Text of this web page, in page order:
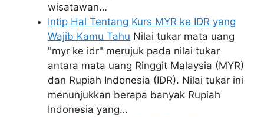
wisatawan…
Intip Hal Tentang Kurs MYR ke IDR yang
Wajib Kamu Tahu Nilai tukar mata uang
"myr ke idr" merujuk pada nilai tukar
antara mata uang Ringgit Malaysia (MYR)
dan Rupiah Indonesia (IDR). Nilai tukar ini
menunjukkan berapa banyak Rupiah
Indonesia yang…